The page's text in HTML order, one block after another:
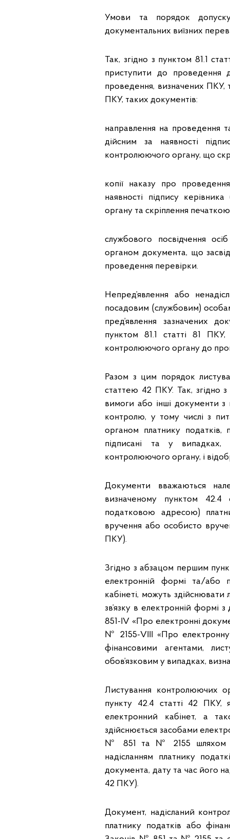
Умови та порядок
документальних виїзних
Так, згідно з пунктом 81.1
приступити до проведення
проведення, визначених ПКУ,
ПКУ, таких документів:
направлення на проведення
дійсним за наявності
контролюючого органу, що
копії наказу про
наявності підпису
органу та скріплення
службового посвідчення
органом документа, що
проведення перевірки.
Непред’явлення або
посадовим (службовим)
пред’явлення зазначених
пунктом 81.1 статті 81
контролюючого органу до
Разом з цим порядок
статтею 42 ПКУ. Так, згідно
вимоги або інші документи з
контролю, у тому числі з
органом платнику податків,
підписані та у випадках,
контролюючого органу, і
Документи вважаються
визначеному пунктом 42.4
податковою адресою)
вручення або особисто
ПКУ).
Згідно з абзацом першим
електронній формі та/або
кабінеті, можуть
зв’язку в електронній формі
851-ІV «Про електронні
№ 2155-VIII «Про електронну
фінансовими агентами,
обов’язковим у випадках,
Листування контролюючих
пункту 42.4 статті 42 ПКУ,
електронний кабінет, а
здійснюється засобами
№ 851 та № 2155 шляхом
надісланням платнику
документа, дату та час його
42 ПКУ).
Документ, надісланий
платнику податків або